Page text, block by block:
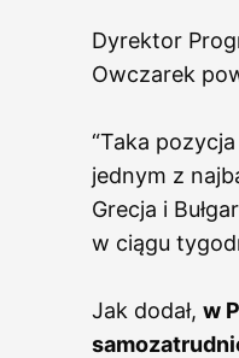
Dyrektor
Owczarek
“Taka
jednym z
Grecja i
w ciągu
Jak dodał, w